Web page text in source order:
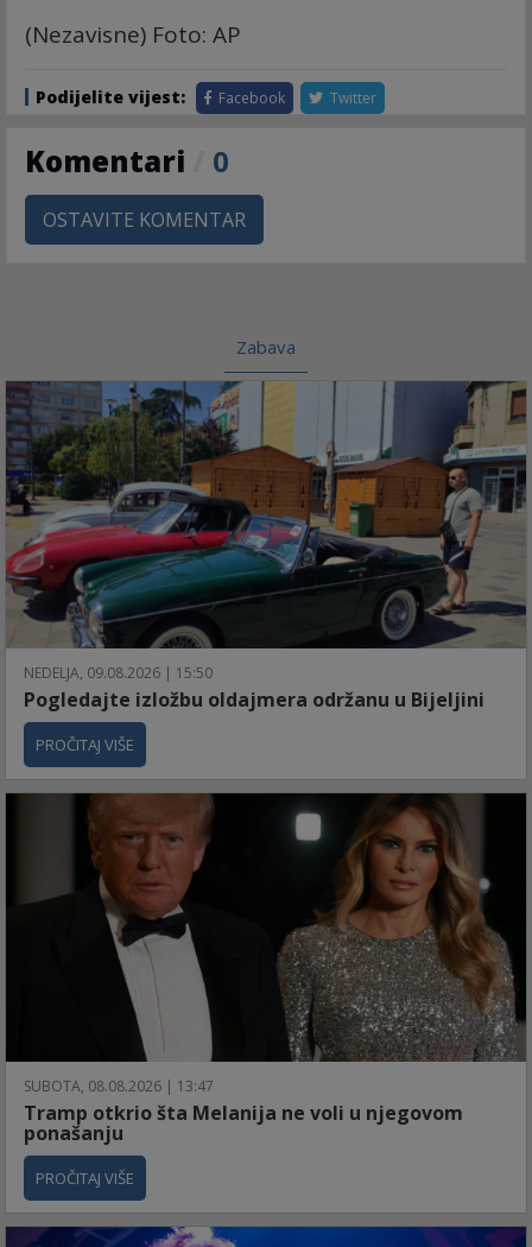
(Nezavisne) Foto: AP
Podijelite vijest: Facebook Twitter
Komentari 0
OSTAVITE KOMENTAR
Zabava
NEDELJA, 09.08.2026 | 15:50
Pogledajte izložbu oldajmera održanu u Bijeljini
PROČITAJ VIŠE
SUBOTA, 08.08.2026 | 13:47
Tramp otkrio šta Melanija ne voli u njegovom
ponašanju
PROČITAJ VIŠE